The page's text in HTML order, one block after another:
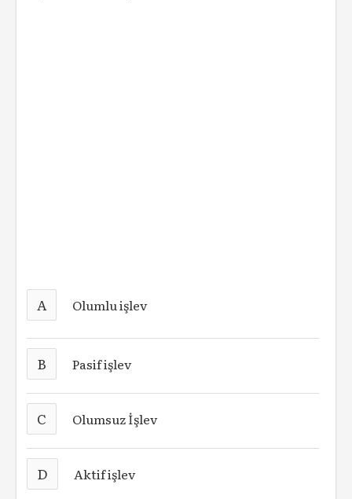
A Olumlu işlev
B Pasif işlev
C Olumsuz İşlev
D Aktif işlev